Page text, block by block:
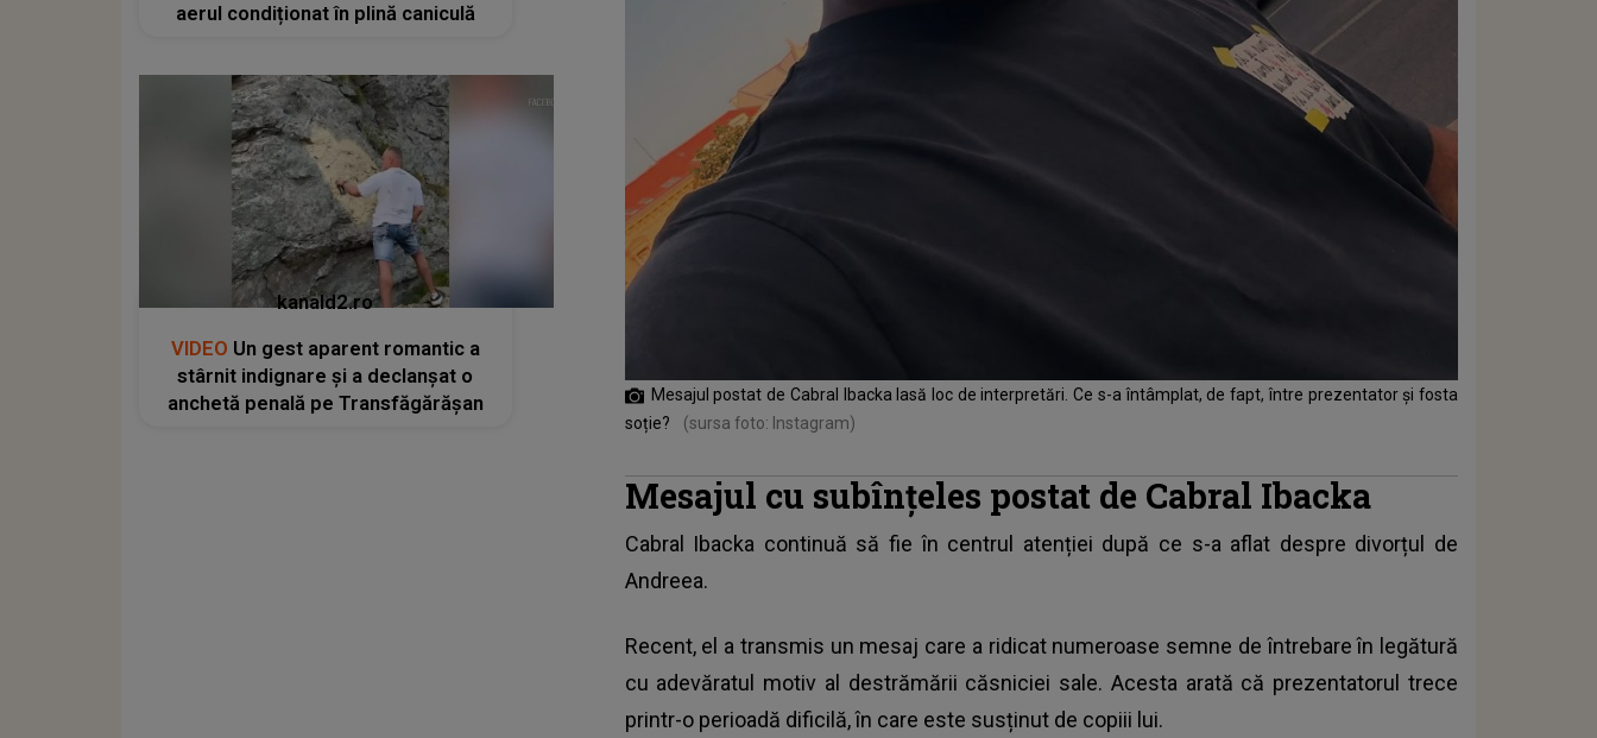
Mesajul postat de Cabral Ibacka lasă loc de interpretări. Ce s-a întâmplat, de fapt, între prezentator și fosta
soție?
(sursa foto: Instagram)
Mesajul cu subînțeles postat de Cabral Ibacka
Cabral Ibacka continuă să fie în centrul atenției după ce s-a aflat despre divorțul de
Andreea.
Recent, el a transmis un mesaj care a ridicat numeroase semne de întrebare în legătură
cu adevăratul motiv al destrămării căsniciei sale. Acesta arată că prezentatorul trece
printr-o perioadă dificilă, în care este susținut de copiii lui.
aerul condiționat în plină caniculă
kanald2.ro
VIDEO Un gest aparent romantic a
stârnit indignare și a declanșat o
anchetă penală pe Transfăgărășan